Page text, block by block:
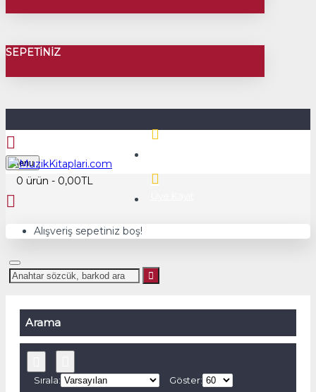
SEPETINIZ
Menu
0 ürün - 0,00TL
Alışveriş sepetiniz boş!
Arama
Sırala: Göster: